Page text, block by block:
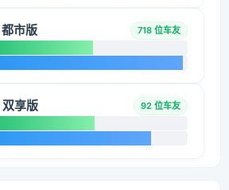
市版 718 位车友
享版 92 位车友